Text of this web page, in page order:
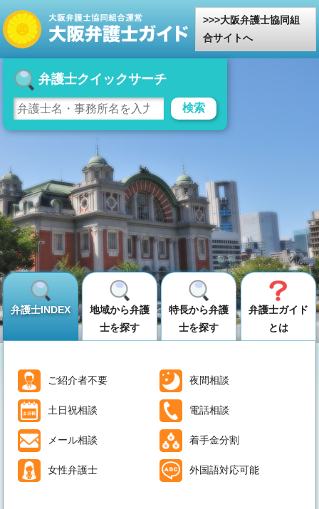
大阪弁護士協同組
合サイトへ
弁護士クイックサーチ
検索
弁護士INDEX
地域から弁護
士を探す
特長から弁護
士を探す
弁護士ガイド
とは
ご紹介者不要 夜間相談
土日祝相談 電話相談
メール相談 着手金分割
女性弁護士 外国語対応可能